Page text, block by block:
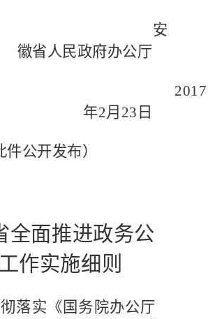
安
徽省人民政府办公厅
2017
年2月 23 日
件公开发布）
全面推进政务公
作实施细则
落实《国务院办公厅